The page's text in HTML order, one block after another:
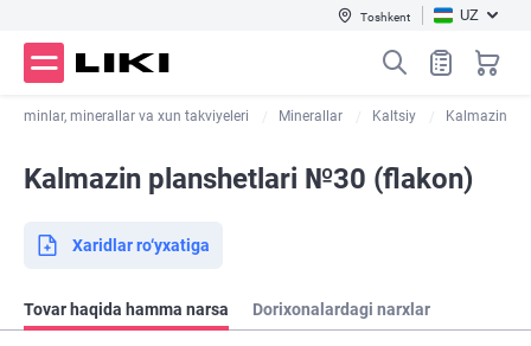
Toshkent UZ
minerallar va xun takviyeleri Minerallar Kaltsiy Kalmazin
Kalmazin planshetlari №30 (flakon)
Xaridlar ro‘yxatiga
Tovar haqida hamma narsa Dorixonalardagi narxlar